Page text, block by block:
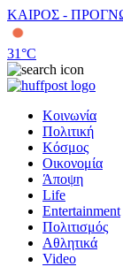
ΚΑΙΡΟΣ -
31°C
Κοινωνία
Πολιτική
Κόσμος
Οικονομία
Άποψη
Life
Entertainment
Πολιτισμός
Αθλητικά
Video